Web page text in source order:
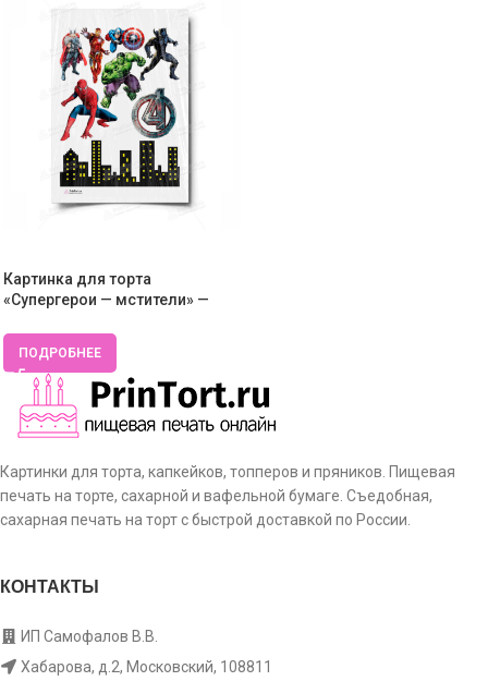
Картинка для торта
«Супергерои — мстители» —
ПОДРОБНЕЕ
Картинки для торта, капкейков, топперов и пряников. Пищевая
печать на торте, сахарной и вафельной бумаге. Съедобная,
сахарная печать на торт с быстрой доставкой по России.
КОНТАКТЫ
ИП Самофалов В.В.
Хабарова, д.2, Московский, 108811